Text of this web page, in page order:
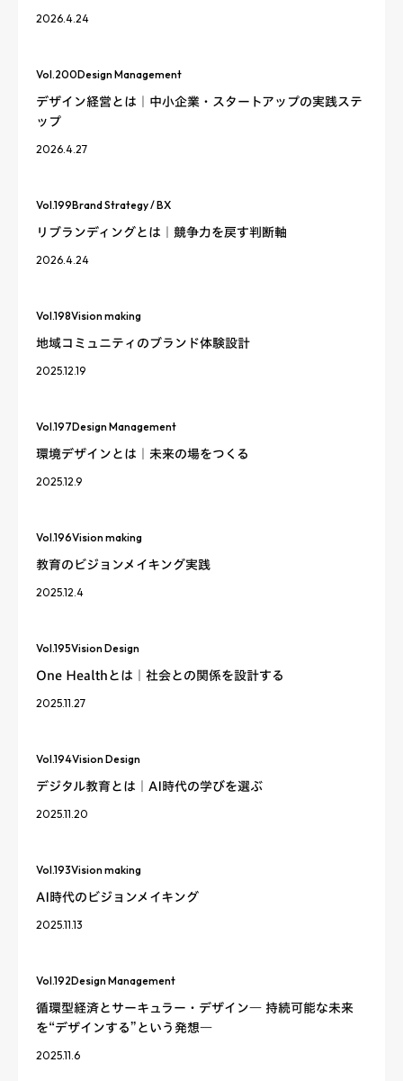
2026.4.24
Vol.200Design Management
デザイン経営とは｜中小企業・スタートアップの実践ステ
ップ
2026.4.27
Vol.199Brand Strategy / BX
リブランディングとは｜競争力を戻す判断軸
2026.4.24
Vol.198Vision making
地域コミュニティのブランド体験設計
2025.12.19
Vol.197Design Management
環境デザインとは｜未来の場をつくる
2025.12.9
Vol.196Vision making
教育のビジョンメイキング実践
2025.12.4
Vol.195Vision Design
One Healthとは｜社会との関係を設計する
2025.11.27
Vol.194Vision Design
デジタル教育とは｜AI時代の学びを選ぶ
2025.11.20
Vol.193Vision making
AI時代のビジョンメイキング
2025.11.13
Vol.192Design Management
循環型経済とサーキュラー・デザイン― 持続可能な未来
を“デザインする”という発想―
2025.11.6